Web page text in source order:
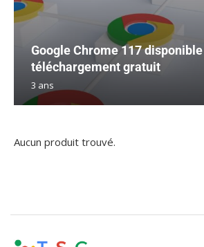
Google Chrome 117
téléchargement gratuit
3 ans
Aucun produit trouvé.